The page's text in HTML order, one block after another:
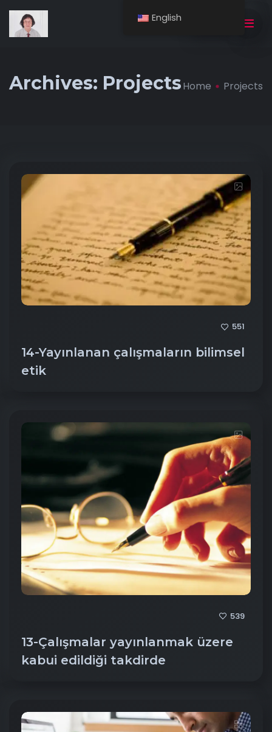
Archives: ProjectsHome Projects
551
14-Yayınlanan çalışmaların bilimsel
etik
539
13-Çalışmalar yayınlanmak üzere
kabui edildiği takdirde
English